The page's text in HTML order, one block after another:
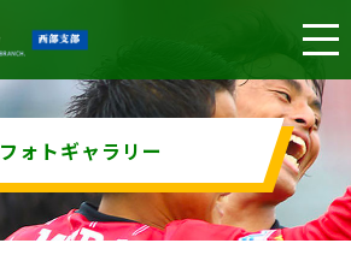
フォトギャラリー